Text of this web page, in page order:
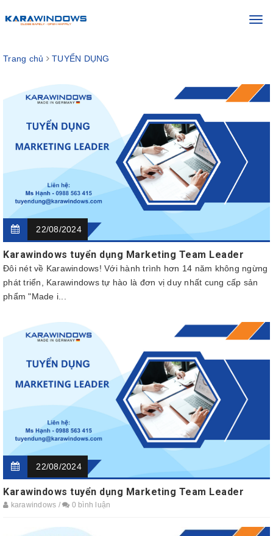
Trang chủ TUYỂN DỤNG
22/08/2024
Karawindows tuyển dụng Marketing Team Leader
Đôi nét về Karawindows! Với hành trình hơn 14 năm không ngừng
phát triển, Karawindows tự hào là đơn vị duy nhất cung cấp sản
phẩm "Made i...
22/08/2024
Karawindows tuyển dụng Marketing Team Leader
karawindows / 0 bình luận